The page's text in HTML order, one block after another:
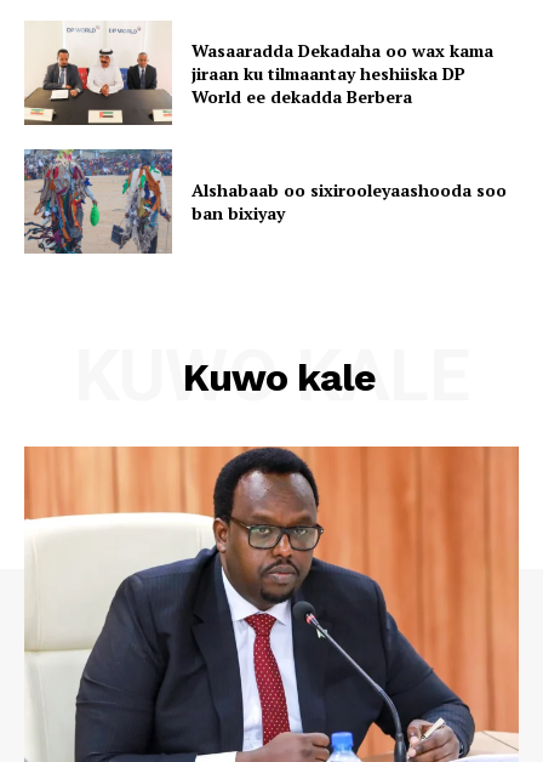
Wasaaradda Dekadaha oo wax kama
jiraan ku tilmaantay heshiiska DP
World ee dekadda Berbera
Alshabaab oo sixirooleyaashooda soo
ban bixiyay
Kuwo kale
KUWO KALE